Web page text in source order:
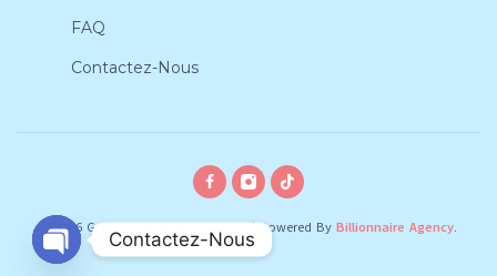
FAQ
Contactez-Nous
© 2026 Gobebe, All rights reserved|Powered By Billionnaire Agency.
Contactez-Nous